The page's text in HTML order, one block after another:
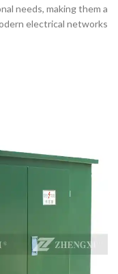
needs, making them a
electrical networks.